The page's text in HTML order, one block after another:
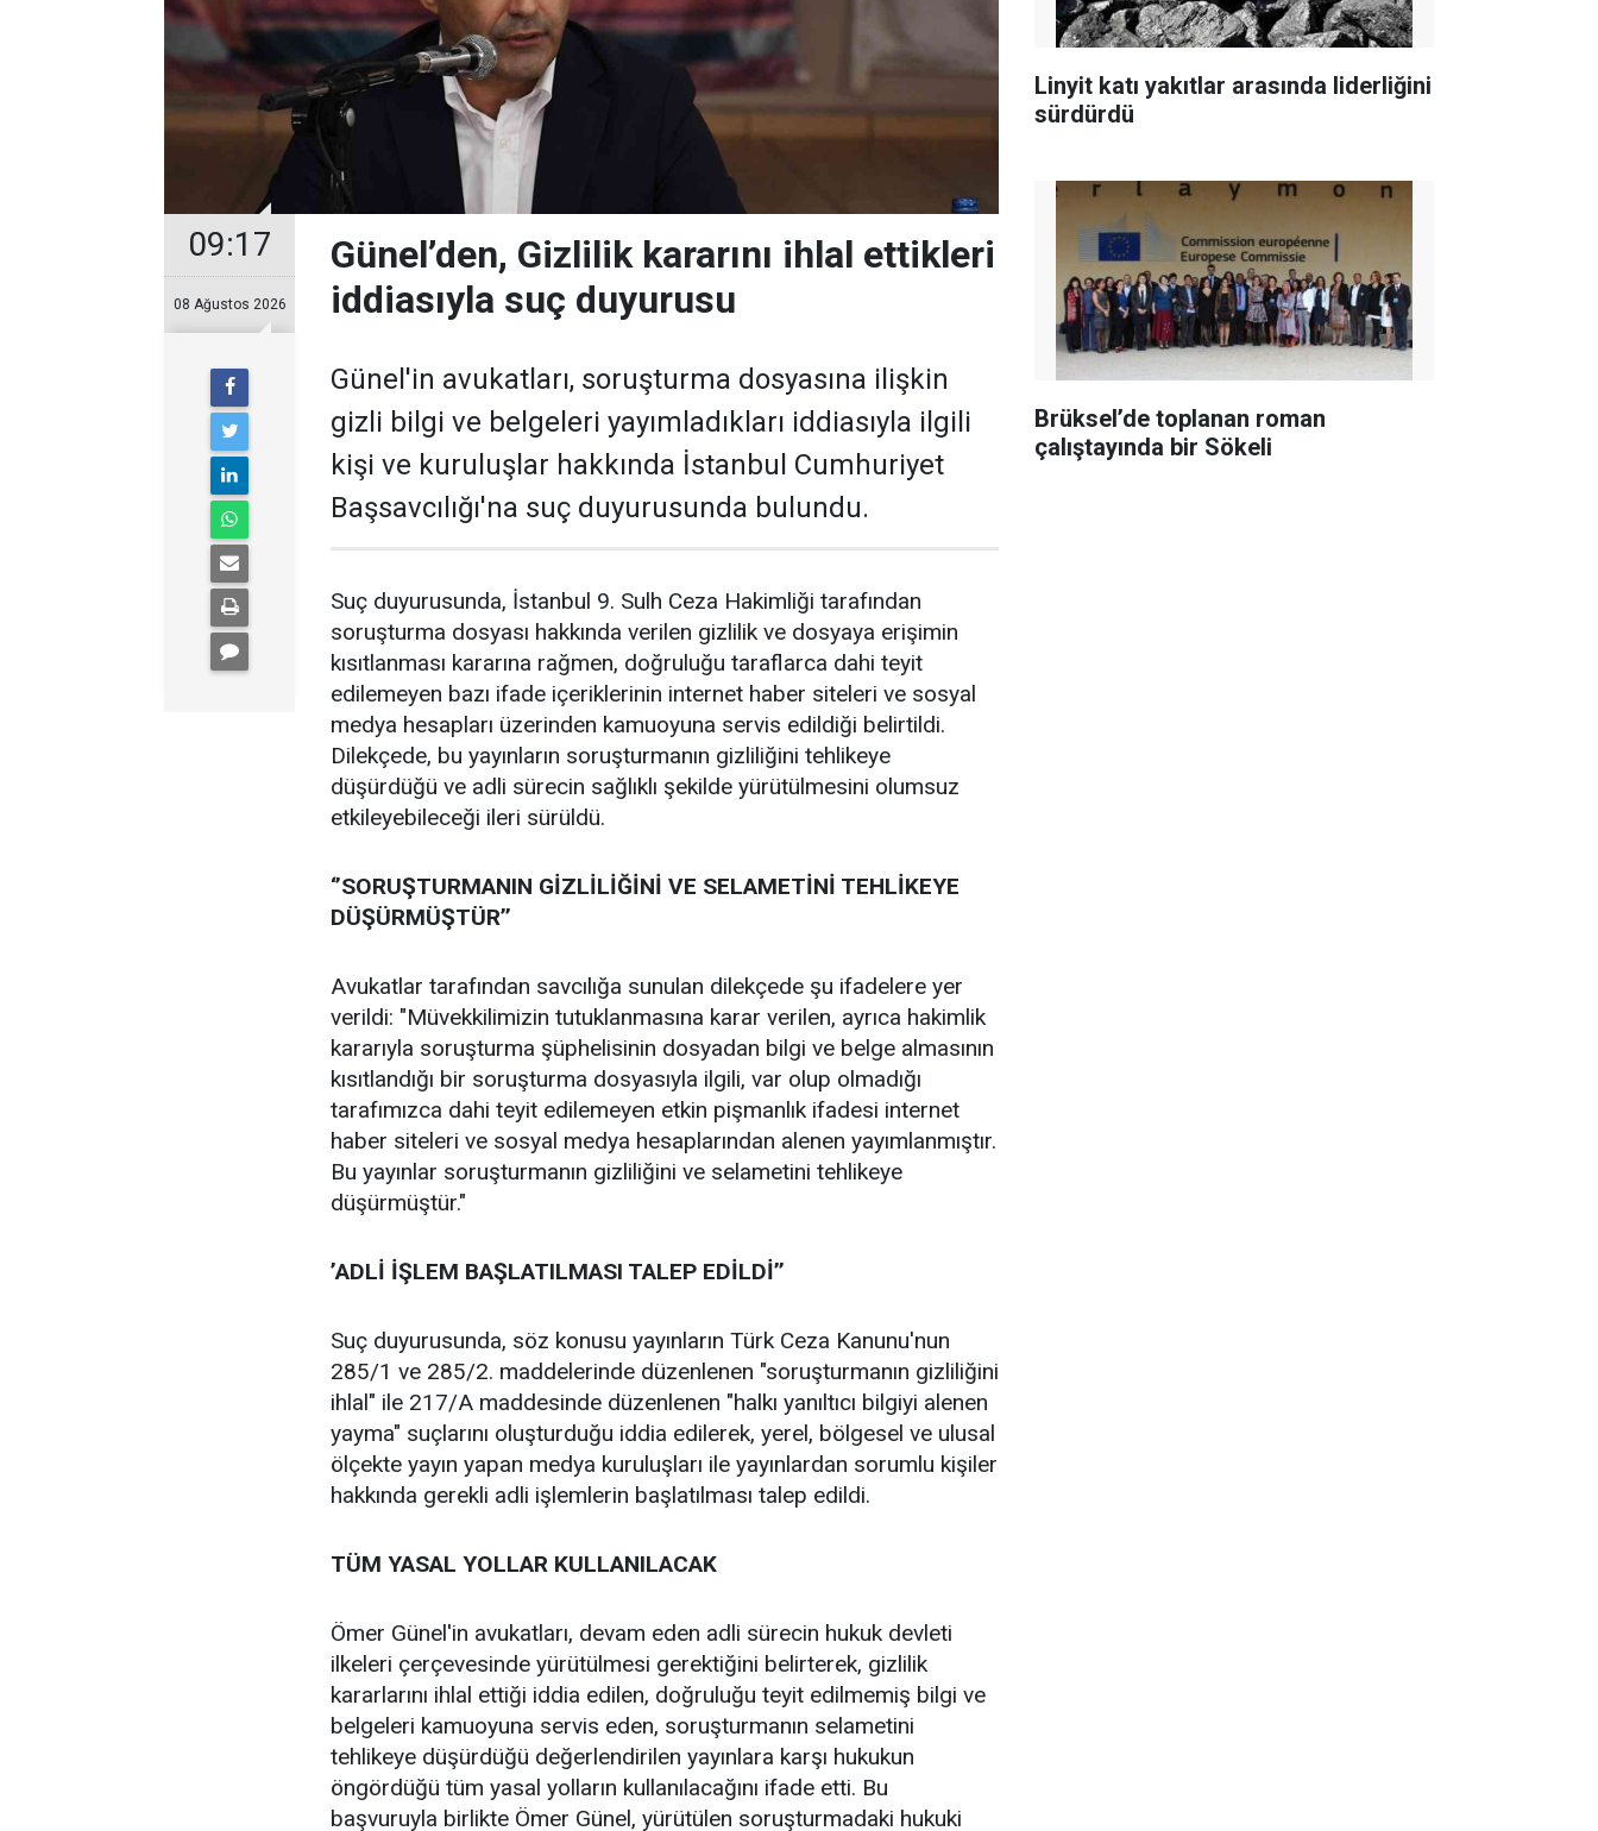
09:17
08 Ağustos 2026
Günel’den, Gizlilik kararını ihlal ettikleri
iddiasıyla suç duyurusu
Günel'in avukatları, soruşturma dosyasına ilişkin
gizli bilgi ve belgeleri yayımladıkları iddiasıyla ilgili
kişi ve kuruluşlar hakkında İstanbul Cumhuriyet
Başsavcılığı'na suç duyurusunda bulundu.
Suç duyurusunda, İstanbul 9. Sulh Ceza Hakimliği tarafından
soruşturma dosyası hakkında verilen gizlilik ve dosyaya erişimin
kısıtlanması kararına rağmen, doğruluğu taraflarca dahi teyit
edilemeyen bazı ifade içeriklerinin internet haber siteleri ve sosyal
medya hesapları üzerinden kamuoyuna servis edildiği belirtildi.
Dilekçede, bu yayınların soruşturmanın gizliliğini tehlikeye
düşürdüğü ve adli sürecin sağlıklı şekilde yürütülmesini olumsuz
etkileyebileceği ileri sürüldü.
‘’SORUŞTURMANIN GİZLİLİĞİNİ VE SELAMETİNİ TEHLİKEYE
DÜŞÜRMÜŞTÜR’’
Avukatlar tarafından savcılığa sunulan dilekçede şu ifadelere yer
verildi: "Müvekkilimizin tutuklanmasına karar verilen, ayrıca hakimlik
kararıyla soruşturma şüphelisinin dosyadan bilgi ve belge almasının
kısıtlandığı bir soruşturma dosyasıyla ilgili, var olup olmadığı
tarafımızca dahi teyit edilemeyen etkin pişmanlık ifadesi internet
haber siteleri ve sosyal medya hesaplarından alenen yayımlanmıştır.
Bu yayınlar soruşturmanın gizliliğini ve selametini tehlikeye
düşürmüştür."
’ADLİ İŞLEM BAŞLATILMASI TALEP EDİLDİ’’
Suç duyurusunda, söz konusu yayınların Türk Ceza Kanunu'nun
285/1 ve 285/2. maddelerinde düzenlenen "soruşturmanın gizliliğini
ihlal" ile 217/A maddesinde düzenlenen "halkı yanıltıcı bilgiyi alenen
yayma" suçlarını oluşturduğu iddia edilerek, yerel, bölgesel ve ulusal
ölçekte yayın yapan medya kuruluşları ile yayınlardan sorumlu kişiler
hakkında gerekli adli işlemlerin başlatılması talep edildi.
TÜM YASAL YOLLAR KULLANILACAK
Ömer Günel'in avukatları, devam eden adli sürecin hukuk devleti
ilkeleri çerçevesinde yürütülmesi gerektiğini belirterek, gizlilik
kararlarını ihlal ettiği iddia edilen, doğruluğu teyit edilmemiş bilgi ve
belgeleri kamuoyuna servis eden, soruşturmanın selametini
tehlikeye düşürdüğü değerlendirilen yayınlara karşı hukukun
öngördüğü tüm yasal yolların kullanılacağını ifade etti. Bu
başvuruyla birlikte Ömer Günel, yürütülen soruşturmadaki hukuki
Linyit katı yakıtlar arasında liderliğini
sürdürdü
Brüksel’de toplanan roman
çalıştayında bir Sökeli